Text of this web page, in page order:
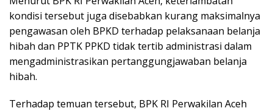
kondisi tersebut juga disebabkan kurang maksimalnya
pengawasan oleh BPKD terhadap pelaksanaan belanja
hibah dan PPTK PPKD tidak tertib administrasi dalam
mengadministrasikan pertanggungjawaban belanja
hibah.
Terhadap temuan tersebut, BPK RI Perwakilan Aceh